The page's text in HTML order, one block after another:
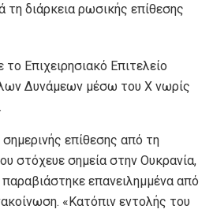
διάρκεια ρωσικής επίθεσης
Επιχειρησιακό Επιτελείο
Δυνάμεων μέσω του X νωρίς
επίθεσης από τη
στόχευε σημεία στην Ουκρανία,
επανειλημμένα από
«Κατόπιν εντολής του